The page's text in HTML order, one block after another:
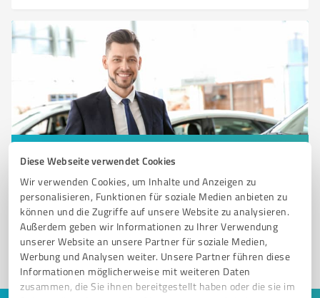
Diese Webseite verwendet Cookies
Wir verwenden Cookies, um Inhalte und Anzeigen zu
personalisieren, Funktionen für soziale Medien anbieten zu
können und die Zugriffe auf unsere Website zu analysieren.
Außerdem geben wir Informationen zu Ihrer Verwendung
unserer Website an unsere Partner für soziale Medien,
Werbung und Analysen weiter. Unsere Partner führen diese
Informationen möglicherweise mit weiteren Daten
zusammen, die Sie ihnen bereitgestellt haben oder die sie im
Sie möchten auch hier gelistet werden?
Registrieren Sie sich jetzt und werden Sie ein von
Kunden empfohlener ProvenExpert!
1